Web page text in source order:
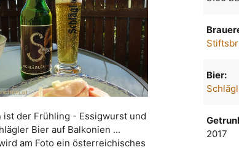
ist der Frühling - Essigwurst und
Bier auf Balkonien ...
am Foto ein österreichisches
Bier:
2017